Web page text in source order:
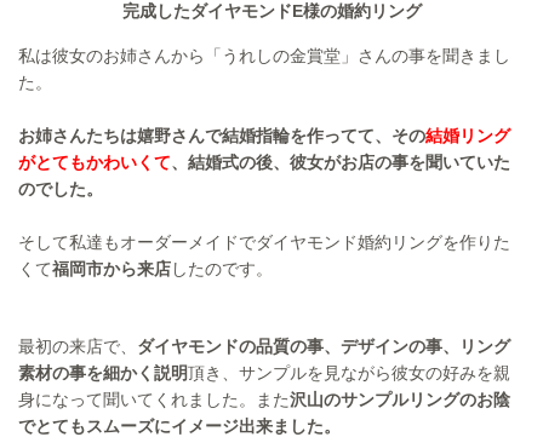
完成したダイヤモンドE様の婚約リング
私は彼女のお姉さんから「うれしの金賞堂」さんの事を聞きまし
た。
お姉さんたちは嬉野さんで結婚指輪を作ってて、その結婚リング
がとてもかわいくて、結婚式の後、彼女がお店の事を聞いていた
のでした。
そして私達もオーダーメイドでダイヤモンド婚約リングを作りた
くて福岡市から来店したのです。
最初の来店で、 ダイヤモンドの品質の事、デザインの事、リング
素材の事を細かく説明頂き、サンプルを見ながら彼女の好みを親
身になって聞いてくれました。また沢山のサンプルリングのお陰
でとてもスムーズにイメージ出来ました。